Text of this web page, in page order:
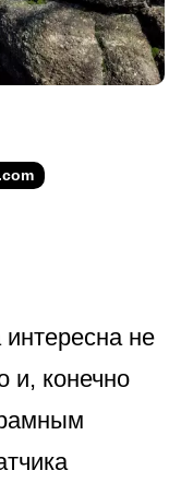
не
и, конечно